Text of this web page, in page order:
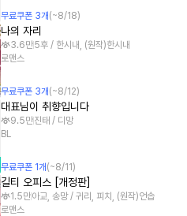
무료쿠폰 3개 (~8/18)
나의 자리
3.6만5후 / 한시내, (원작)한시내
로맨스
무료쿠폰 3개 (~8/12)
대표님이 취향입니다
9.5만진태 / 디망
BL
무료쿠폰 1개 (~8/11 )
길티 오피스 [개정판]
1.5만아교, 송망 / 귀리, 피치, (원작)언솝
로맨스